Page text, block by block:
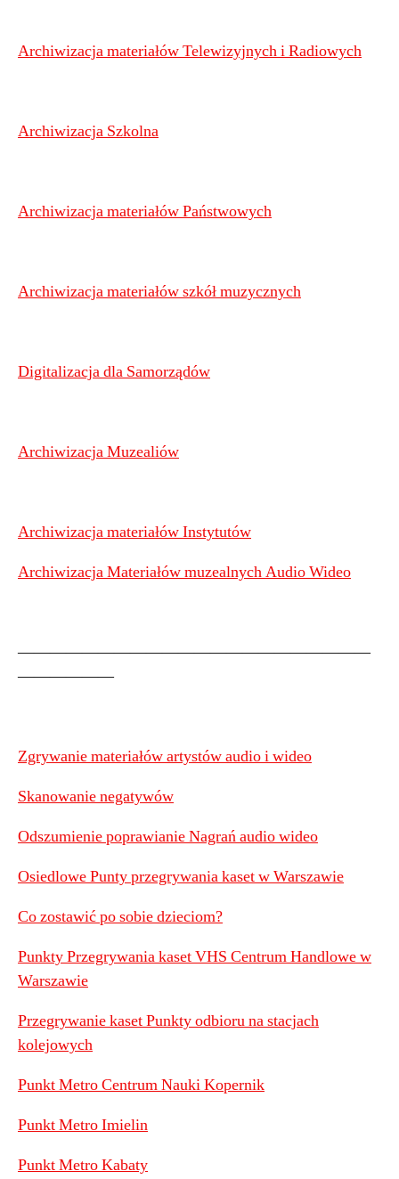
Archiwizacja materiałów Telewizyjnych i Radiowych
Archiwizacja Szkolna
Archiwizacja materiałów Państwowych
Archiwizacja materiałów szkół muzycznych
Digitalizacja dla Samorządów
Archiwizacja Muzealiów
Archiwizacja materiałów Instytutów
Archiwizacja Materiałów muzealnych Audio Wideo
——————————————————————
——————
Zgrywanie materiałów artystów audio i wideo
Skanowanie negatywów
Odszumienie poprawianie Nagrań audio wideo
Osiedlowe Punty przegrywania kaset w Warszawie
Co zostawić po sobie dzieciom?
Punkty Przegrywania kaset VHS Centrum Handlowe w
Warszawie
Przegrywanie kaset Punkty odbioru na stacjach
kolejowych
Punkt Metro Centrum Nauki Kopernik
Punkt Metro Imielin
Punkt Metro Kabaty